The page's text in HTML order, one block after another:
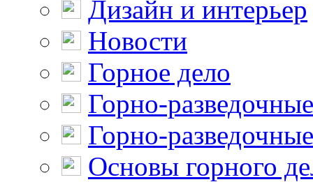
Дизайн и интерьер
Новости
Горное дело
Горно-
Горно-
Основы горного